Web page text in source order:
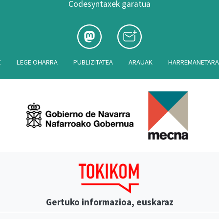
Codesyntaxek garatua
LEGE OHARRA PUBLIZITATEA ARAUAK
Gertuko informazioa, euskaraz